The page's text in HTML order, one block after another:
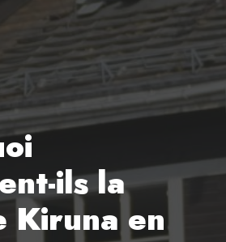
ils la
Kiruna en